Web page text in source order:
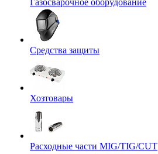
Газосварочное оборудование
Средства защиты
Хозтовары
Расходные части MIG/TIG/CUT